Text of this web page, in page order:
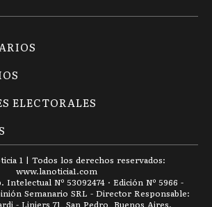
Chacabuco
Chascomús
ELECTORALES
1 | Todos los derechos reservados:
www.lanoticia1.com
Nº 53092474 · Edición Nº 5966 -
Semanario SRL - Director Responsable:
- Liniers 71, San Pedro, Buenos Aires.